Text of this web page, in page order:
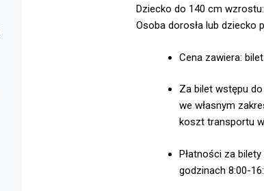
Dziecko do 140 cm
Osoba dorosła lub dziecko
Cena zawiera:
Za bilet wstępu do
we własnym
koszt transportu
Płatności za
godzinach 8:00-